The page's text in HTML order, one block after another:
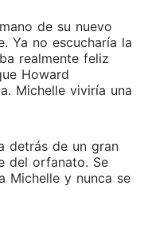
de su nuevo
Ya no escucharía la
realmente feliz
Howard
Michelle viviría una
detrás de un gran
del orfanato. Se
Michelle y nunca se